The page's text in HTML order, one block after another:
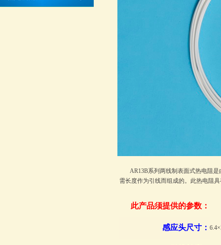
AR13B系列两线制表面式热电阻
需长度作为引线而组成的。此热电阻
此产品须提供的参数：
感应头尺寸：